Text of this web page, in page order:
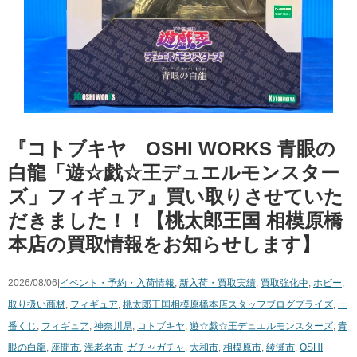
『コトブキヤ OSHI WORKS 青眼の
白龍「遊☆戯☆王デュエルモンスター
ズ」フィギュア』買い取りさせていた
だきました！！【桃太郎王国 相模原橋
本店の買取情報をお知らせします】
2026/08/06| イベント・予約・入荷情報, 新入荷・買取実績, 買取強化中, ホビー,
取り扱い商材, フィギュア, 桃太郎王国相模原橋本店スタッフブログプライズ, 一
番くじ , フィギュア, 神奈川県, コトブキヤ, 遊☆戯☆王デュエルモンスターズ, 青
眼の白龍, 座間市, 海老名市, ガチャガチャ , 大和市, 相模原市, 綾瀬市, OSHI